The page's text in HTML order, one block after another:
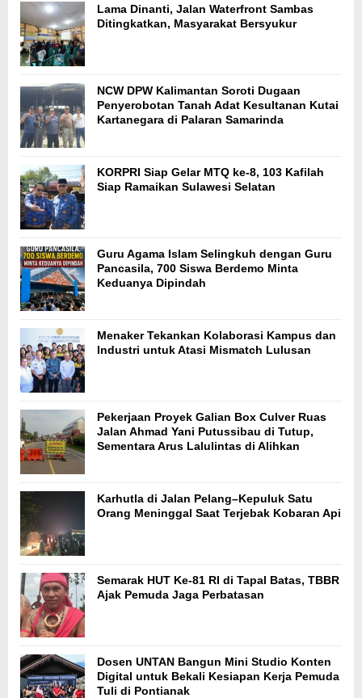
Lama Dinanti, Jalan Waterfront Sambas
Ditingkatkan, Masyarakat Bersyukur
NCW DPW Kalimantan Soroti Dugaan
Penyerobotan Tanah Adat Kesultanan Kutai
Kartanegara di Palaran Samarinda
KORPRI Siap Gelar MTQ ke-8, 103 Kafilah
Siap Ramaikan Sulawesi Selatan
Guru Agama Islam Selingkuh dengan Guru
Pancasila, 700 Siswa Berdemo Minta
Keduanya Dipindah
Menaker Tekankan Kolaborasi Kampus dan
Industri untuk Atasi Mismatch Lulusan
Pekerjaan Proyek Galian Box Culver Ruas
Jalan Ahmad Yani Putussibau di Tutup,
Sementara Arus Lalulintas di Alihkan
Karhutla di Jalan Pelang–Kepuluk Satu
Orang Meninggal Saat Terjebak Kobaran Api
Semarak HUT Ke-81 RI di Tapal Batas, TBBR
Ajak Pemuda Jaga Perbatasan
Dosen UNTAN Bangun Mini Studio Konten
Digital untuk Bekali Kesiapan Kerja Pemuda
Tuli di Pontianak